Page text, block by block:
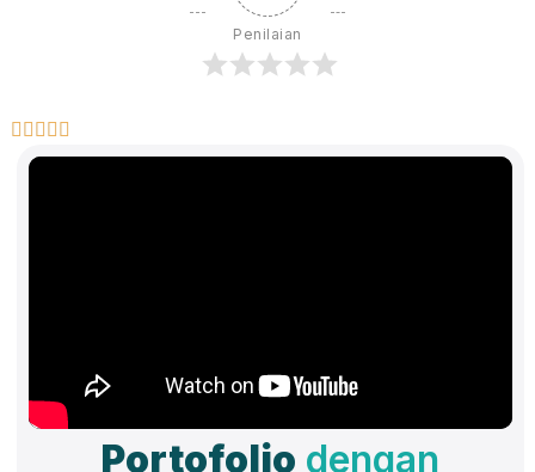
Penilaian
    
Portofolio dengan